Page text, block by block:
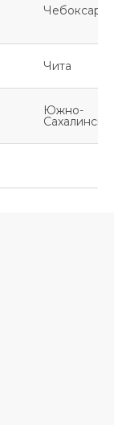
Чебоксары
Чита
Южно-
Сахалинск